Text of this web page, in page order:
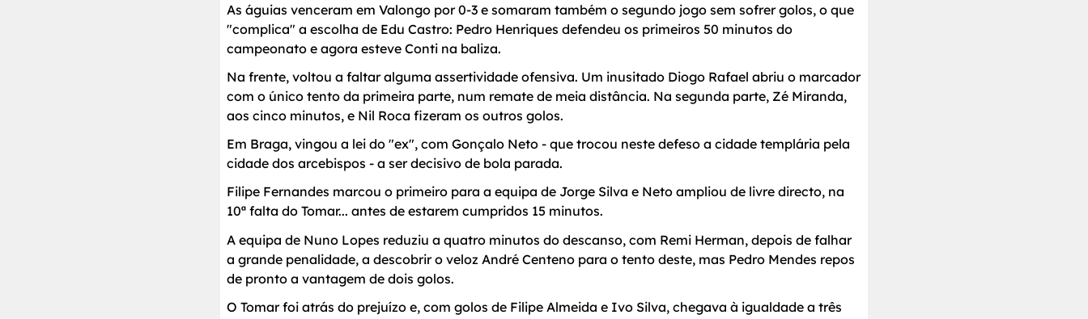
As águias venceram em Valongo por 0-3 e somaram também o segundo jogo sem sofrer golos, o que
"complica" a escolha de Edu Castro: Pedro Henriques defendeu os primeiros 50 minutos do
campeonato e agora esteve Conti na baliza.
Na frente, voltou a faltar alguma assertividade ofensiva. Um inusitado Diogo Rafael abriu o marcador
com o único tento da primeira parte, num remate de meia distância. Na segunda parte, Zé Miranda,
aos cinco minutos, e Nil Roca fizeram os outros golos.
Em Braga, vingou a lei do "ex", com Gonçalo Neto - que trocou neste defeso a cidade templária pela
cidade dos arcebispos - a ser decisivo de bola parada.
Filipe Fernandes marcou o primeiro para a equipa de Jorge Silva e Neto ampliou de livre directo, na
10ª falta do Tomar... antes de estarem cumpridos 15 minutos.
A equipa de Nuno Lopes reduziu a quatro minutos do descanso, com Remi Herman, depois de falhar
a grande penalidade, a descobrir o veloz André Centeno para o tento deste, mas Pedro Mendes repos
de pronto a vantagem de dois golos.
O Tomar foi atrás do prejuízo e, com golos de Filipe Almeida e Ivo Silva, chegava à igualdade a três